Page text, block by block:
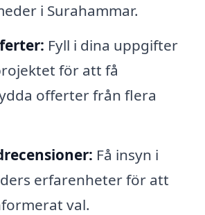
i Surahammar.
Fyll i dina uppgifter
för att få
offerter från flera
Få insyn i
erfarenheter för att
val.